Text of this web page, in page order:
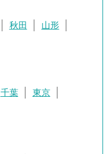
秋田
山形
千葉
東京